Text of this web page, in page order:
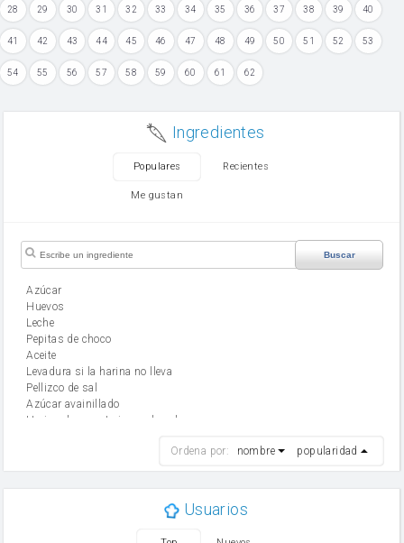
28 29 30 31 32 33 34 35 36 37 38 39 40
41 42 43 44 45 46 47 48 49 50 51 52 53
54 55 56 57 58 59 60 61 62
Ingredientes
Populares Recientes
Me gustan
Buscar
Azúcar
huevos
leche
Pepitas de choco
aceite
Levadura si la harina no lleva
Pellizco de sal
Azúcar avainillado
Harina de reposteria con levadura
mantequilla
Ordena por: nombre popularidad
Usuarios